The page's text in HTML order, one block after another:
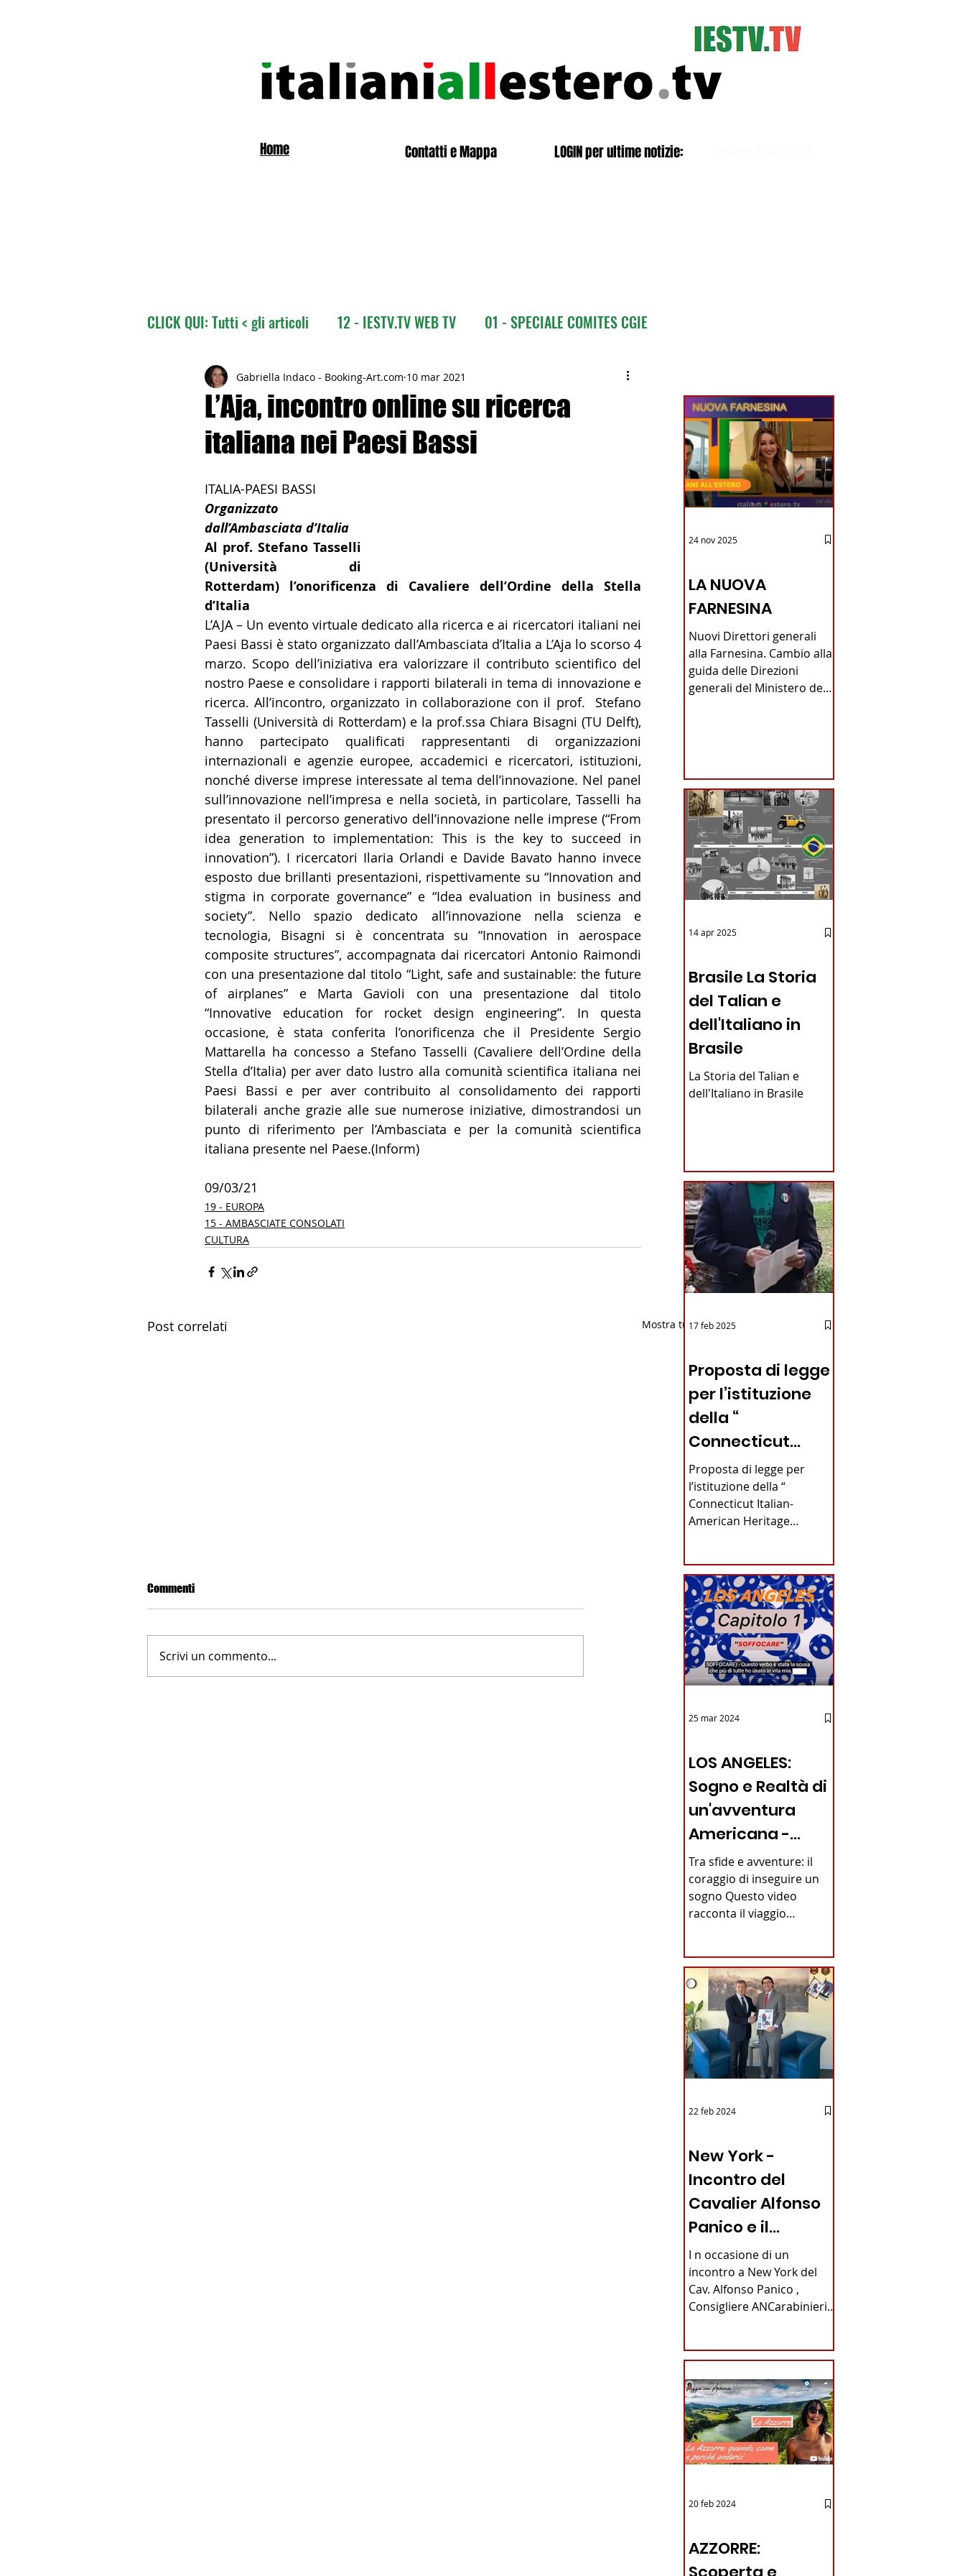
Home Contatti e Mappa LOGIN per ultime notizie:
CLICK QUI: Tutti < gli articoli 12 - IESTV.TV WEB TV 01 - SPECIALE COMITES CGIE
02 - TURISMO DELLE RADICI 03 - ITALIANI ALL'ESTERO 03 bis - Giro del Mondo
04 - ITALIANI ALL'ESTERO Europa 05 - ITALIANI ALL'ESTERO Africa
06 - ITALIANI ALL'ESTERO Asia
08 - ITALIANI IN OCEANIA 09 - ITALIANI ALL'ESTERO Nord Amer
11 - ITALIANI ALL'ESTERO Sud Amer
14 - IIC IST. ITALIANO CULTURA 15 - AMBASCIATE CONSOLATI 16 - FARNESINA
17 - ASSOCIAZIONI 18 - MAPPE ITALIANI ALL'ESTERO 19 - EUROPA
20 - AMERICA 21 - AMERICA-CENTRO 22 - AMERICA DEL SUD 23 - AFRICA
24 - ASIA 25 - OCEANIA 26 - POLITICA 28 - PAPPAMONDO.TV
30 - LAVORO 31 - ICE ISTITUTO COMMERCIO ESTERO 32 - MADE IN ITALY
L’Aja, incontro online su ricerca
italiana nei Paesi Bassi
Gabriella Indaco - Booking-Art.com 10 mar 2021
ITALIA-PAESI BASSI
Organizzato
dall’Ambasciata d’Italia
Al prof. Stefano Tasselli
(Università di
Rotterdam) l’onorificenza di Cavaliere dell’Ordine della Stella
d’Italia
L’AJA – Un evento virtuale dedicato alla ricerca e ai ricercatori italiani nei
Paesi Bassi è stato organizzato dall’Ambasciata d’Italia a L’Aja lo scorso 4
marzo. Scopo dell’iniziativa era valorizzare il contributo scientifico del
nostro Paese e consolidare i rapporti bilaterali in tema di innovazione e
ricerca. All’incontro, organizzato in collaborazione con il prof.  Stefano
Tasselli (Università di Rotterdam) e la prof.ssa Chiara Bisagni (TU Delft),
hanno partecipato qualificati rappresentanti di organizzazioni
internazionali e agenzie europee, accademici e ricercatori, istituzioni,
nonché diverse imprese interessate al tema dell’innovazione. Nel panel
sull’innovazione nell’impresa e nella società, in particolare, Tasselli ha
presentato il percorso generativo dell’innovazione nelle imprese (“From
idea generation to implementation: This is the key to succeed in
innovation”). I ricercatori Ilaria Orlandi e Davide Bavato hanno invece
esposto due brillanti presentazioni, rispettivamente su “Innovation and
stigma in corporate governance” e “Idea evaluation in business and
society”. Nello spazio dedicato all’innovazione nella scienza e
tecnologia, Bisagni si è concentrata su “Innovation in aerospace
composite structures”, accompagnata dai ricercatori Antonio Raimondi
con una presentazione dal titolo “Light, safe and sustainable: the future
of airplanes” e Marta Gavioli con una presentazione dal titolo
“Innovative education for rocket design engineering”. In questa
occasione, è stata conferita l’onorificenza che il Presidente Sergio
Mattarella ha concesso a Stefano Tasselli (Cavaliere dell’Ordine della
Stella d’Italia) per aver dato lustro alla comunità scientifica italiana nei
Paesi Bassi e per aver contribuito al consolidamento dei rapporti
bilaterali anche grazie alle sue numerose iniziative, dimostrandosi un
punto di riferimento per l’Ambasciata e per la comunità scientifica
italiana presente nel Paese.(Inform)
09/03/21
19 - EUROPA
15 - AMBASCIATE CONSOLATI
CULTURA
Post correlati Mostra tutti
Commenti
Scrivi un commento...
LA NUOVA
FARNESINA
Nuovi Direttori generali
alla Farnesina. Cambio alla
guida delle Direzioni
generali del Ministero degli
proposte dal ministro
Antonio Tajani . NUOVA
DIREZIONE GENERALE
DELLA FARNESINA
24 nov 2025
Brasile La Storia
del Talian e
dell'Italiano in
Brasile
La Storia del Talian e
dell'Italiano in Brasile
14 apr 2025
Proposta di legge
per l’istituzione
della “
Connecticut
Italian-American
Heritage
Commission”
Connecticut
Proposta di legge per
l’istituzione della “
Connecticut Italian-
American Heritage
Alfonso...
17 feb 2025
LOS ANGELES:
Sogno e Realtà di
un'avventura
Americana -
VIDEO
Tra sfide e avventure: il
coraggio di inseguire un
sogno Questo video
racconta il viaggio
25 mar 2024
New York -
Incontro del
Cavalier Alfonso
Panico e il
Generale dei
Carabinieri
Fabrizio Parrulli
I n occasione di un
incontro a New York del
Cav. Alfonso Panico ,
Consigliere ANCarabinieri
22 feb 2024
AZZORRE:
20 feb 2024